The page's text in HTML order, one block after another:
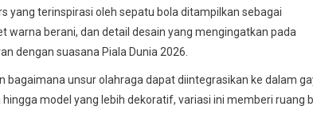
yang terinspirasi oleh sepatu bola ditampilkan sebagai
warna berani, dan detail desain yang mengingatkan pada
dengan suasana Piala Dunia 2026.
unsur olahraga dapat diintegrasikan ke dalam
model yang lebih dekoratif, variasi ini memberi ruang